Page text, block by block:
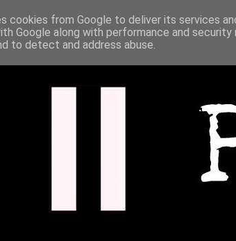
cookies from Google to deliver its services
Google along with performance and
to detect and address abuse.